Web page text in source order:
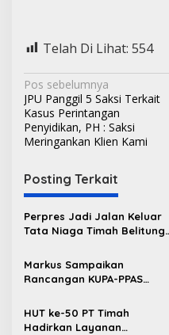
Telah Di Lihat: 554
N
a
v
g
a
s
p
o
s
Pos sebelumnya
JPU Panggil 5 Saksi Terkait
Kasus Perintangan
Penyidikan, PH : Saksi
Meringankan Klien Kami
Posting Terkait
Perpres Jadi Jalan Keluar
Tata Niaga Timah Belitung,
Masyarakat Bersabar
Markus Sampaikan
Rancangan KUPA-PPAS
DPRD Bangka Barat
HUT ke-50 PT Timah
Hadirkan Layanan